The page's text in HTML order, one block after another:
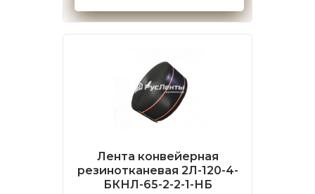
Лента конвейерная
резинотканевая 2Л-120-4-
БКНЛ-65-2-2-1-НБ